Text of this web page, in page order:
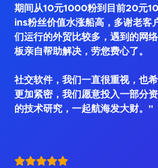
期间从10元1000粉到目前20元
ins粉丝价值水涨船高，多谢老客
们运行的外贸比较多，遇到的网
板亲自帮助解决，劳您费心了。
社交软件，我们一直很重视，也
更加紧密，我们愿意投入一部分
的技术研究，一起航海发大财。"